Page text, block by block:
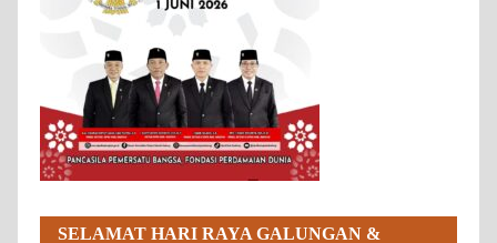
SELAMAT HARI RAYA GALUNGAN &